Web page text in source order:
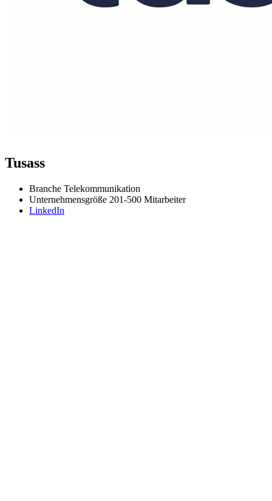
Tusass
Branche Telekommunikation
Unternehmensgröße 201-500 Mitarbeiter
LinkedIn